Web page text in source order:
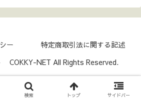
ー
特定商取引法に関する記述
NET All Rights Reserved.
検索 トップ サイドバー